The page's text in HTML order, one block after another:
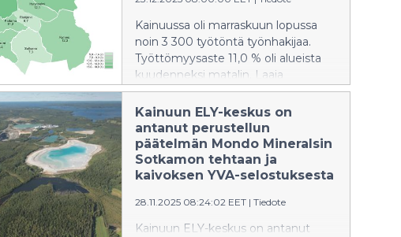
Kainuussa oli marraskuun lopussa
noin 3 300 työtöntä työnhakijaa.
Työttömyysaste 11,0 % oli alueista
kuudenneksi matalin. Laaja
työttömyys pieneni alueista eniten,
9 %. Työvoiman saatavuus on
kohentunut väliaikaisesti, kun
työpaikkojen määrä on supistunut
matalasuhdanteen takia.
Kainuun ELY-keskus on
antanut perustellun
päätelmän Mondo Mineralsin
Sotkamon tehtaan ja
kaivoksen YVA-selostuksesta
28.11.2025 08:24:02 EET | Tiedote
Kainuun ELY-keskus on antanut